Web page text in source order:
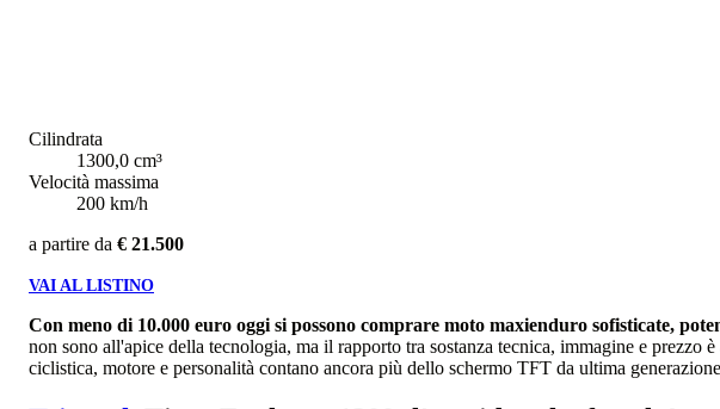
Cilindrata
1300,0 cm³
Velocità massima
200 km/h
a partire da € 21.500
VAI AL LISTINO
Con meno di 10.000 euro oggi si possono comprare moto maxienduro sofisticate,
non sono all'apice della tecnologia, ma il rapporto tra sostanza tecnica, immagine e
ciclistica, motore e personalità contano ancora più dello schermo TFT da ultima